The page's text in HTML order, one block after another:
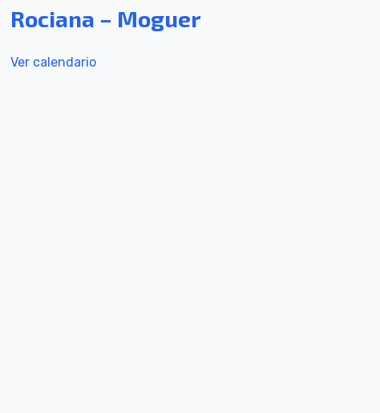
Rociana – Moguer
Ver calendario